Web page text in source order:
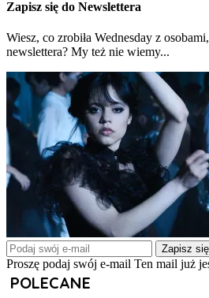
Zapisz się do Newslettera
Wiesz, co zrobiła Wednesday z
newslettera? My też nie wiemy...
Zapisz
Proszę podaj swój e-mail Ten mail już